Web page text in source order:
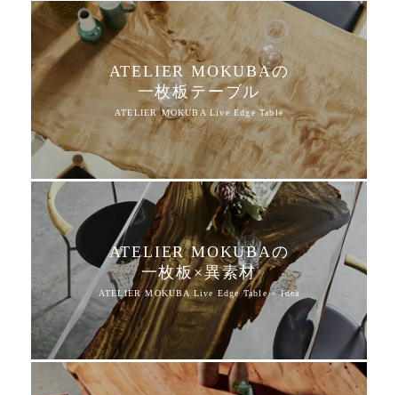
ATELIER MOKUBAの
一枚板テーブル
ATELIER MOKUBAの
一枚板×異素材